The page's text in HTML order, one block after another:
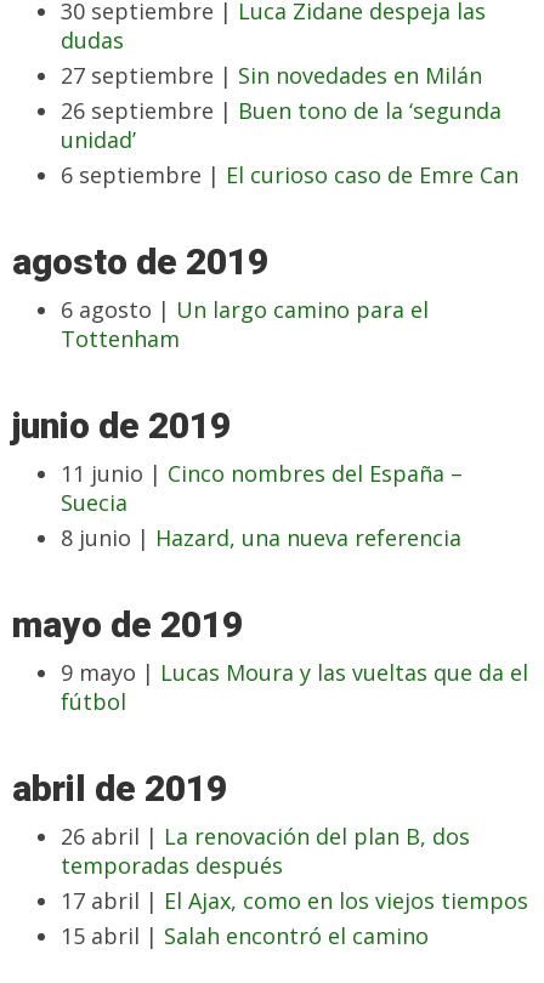
30 septiembre | Luca Zidane despeja las
dudas
27 septiembre | Sin novedades en Milán
26 septiembre | Buen tono de la ‘segunda
unidad’
6 septiembre | El curioso caso de Emre Can
agosto de 2019
6 agosto | Un largo camino para el
Tottenham
junio de 2019
11 junio | Cinco nombres del España –
Suecia
8 junio | Hazard, una nueva referencia
mayo de 2019
9 mayo | Lucas Moura y las vueltas que da el
fútbol
abril de 2019
26 abril | La renovación del plan B, dos
temporadas después
17 abril | El Ajax, como en los viejos tiempos
15 abril | Salah encontró el camino